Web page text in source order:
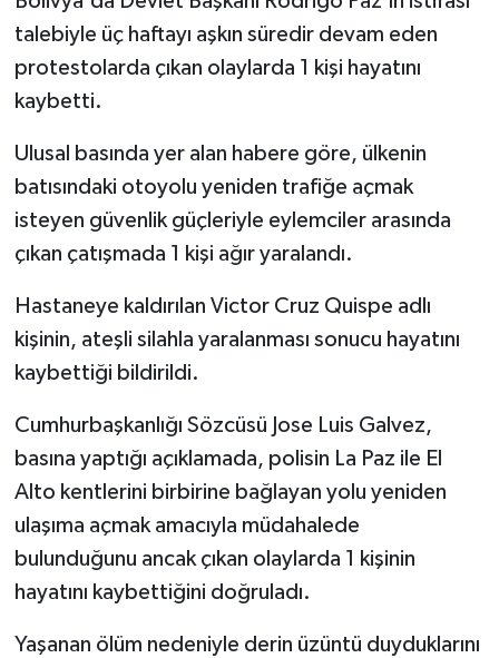
talebiyle üç haftayı aşkın süredir devam eden
protestolarda çıkan olaylarda 1 kişi hayatını
kaybetti.
Ulusal basında yer alan habere göre, ülkenin
batısındaki otoyolu yeniden trafiğe açmak
isteyen güvenlik güçleriyle eylemciler arasında
çıkan çatışmada 1 kişi ağır yaralandı.
Hastaneye kaldırılan Victor Cruz Quispe adlı
kişinin, ateşli silahla yaralanması sonucu hayatını
kaybettiği bildirildi.
Cumhurbaşkanlığı Sözcüsü Jose Luis Galvez,
basına yaptığı açıklamada, polisin La Paz ile El
Alto kentlerini birbirine bağlayan yolu yeniden
ulaşıma açmak amacıyla müdahalede
bulunduğunu ancak çıkan olaylarda 1 kişinin
hayatını kaybettiğini doğruladı.
Yaşanan ölüm nedeniyle derin üzüntü duyduklarını
KÜLTÜR SANAT
LAPTA
LEFKOŞA
MAGAZİN
ÖZEL HABER
SAĞLIK
SİYASET
SPOR
TATLISU